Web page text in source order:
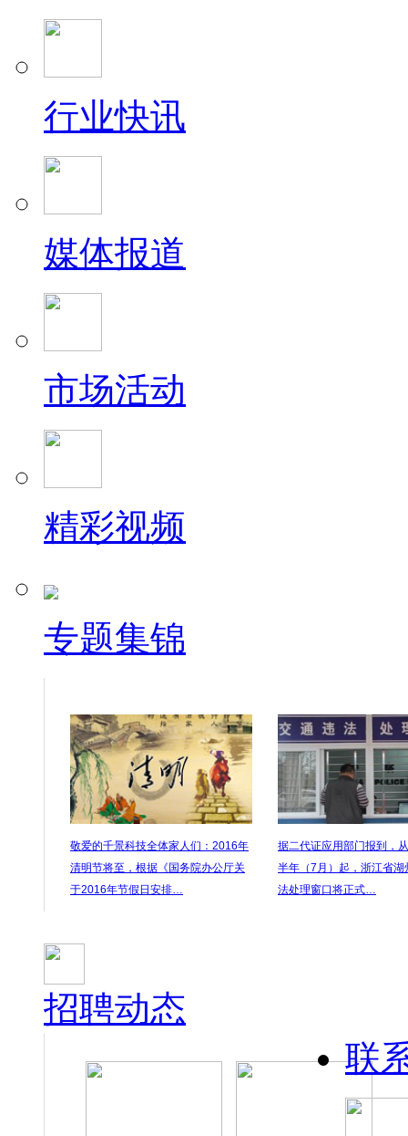
行业快讯
媒体报道
市场活动
精彩视频
专题集锦
敬爱的千景科技全体家人们：2016年
清明节将至，根据《国务院办公厅关
于2016年节假日安排…
据二代证应用部门报到，
半年（7月）起，浙江省湖
法处理窗口将正式…
招聘动态
联